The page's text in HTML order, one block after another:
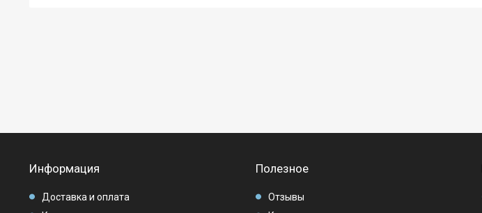
Информация
Доставка и оплата
Полезное
Отзывы